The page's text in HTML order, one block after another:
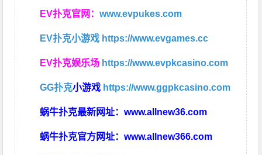
EV扑克官网：www.evpukes.com
EV扑克小游戏 https://www.evgames.cc
EV扑克娱乐场 https://www.evpkcasino.com
GG扑克小游戏 https://www.ggpkcasino.com
蜗牛扑克最新网址：www.allnew36.com
蜗牛扑克官方网址：www.allnew366.com